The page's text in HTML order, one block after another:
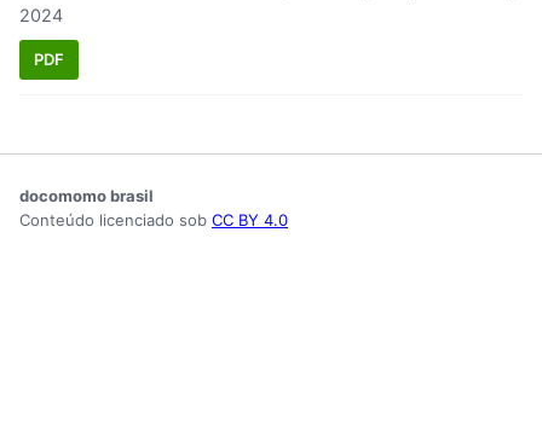
2024
PDF
docomomo brasil
Conteúdo licenciado sob CC BY 4.0